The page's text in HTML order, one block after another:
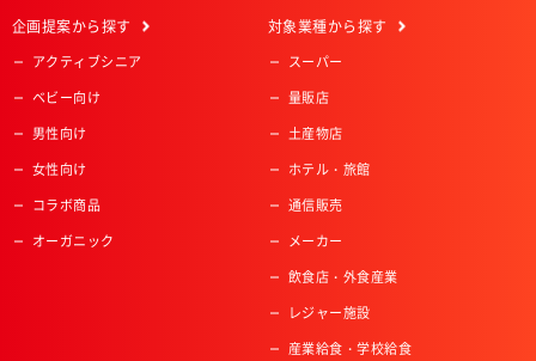
企画提案から探す
アクティブシニア
ベビー向け
男性向け
女性向け
コラボ商品
オーガニック
対象業種から探す
スーパー
量販店
土産物店
ホテル・旅館
通信販売
メーカー
飲食店・外食産業
レジャー施設
産業給食・学校給食